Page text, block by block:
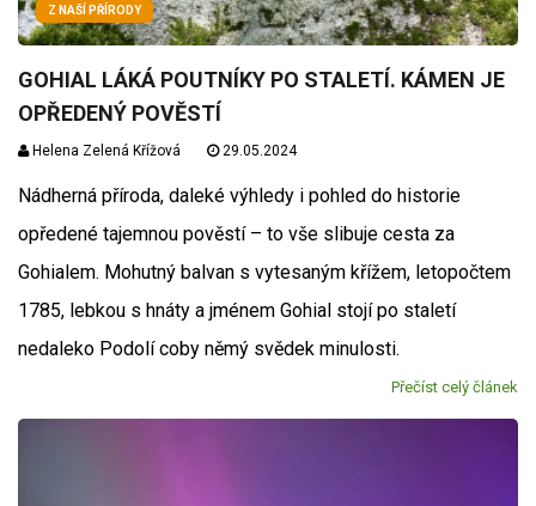
Z NAŠÍ PŘÍRODY
GOHIAL LÁKÁ POUTNÍKY PO STALETÍ. KÁMEN JE
OPŘEDENÝ POVĚSTÍ
Helena Zelená Křížová 29.05.2024
Nádherná příroda, daleké výhledy i pohled do historie
opředené tajemnou pověstí – to vše slibuje cesta za
Gohialem. Mohutný balvan s vytesaným křížem, letopočtem
1785, lebkou s hnáty a jménem Gohial stojí po staletí
nedaleko Podolí coby němý svědek minulosti.
Přečíst celý článek